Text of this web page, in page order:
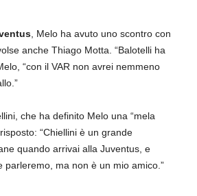
, Melo ha avuto uno scontro con
anche Thiago Motta. “Balotelli ha
“con il VAR non avrei nemmeno
che ha definito Melo una “mela
“Chiellini è un grande
quando arrivai alla Juventus, e
parleremo, ma non è un mio amico.”